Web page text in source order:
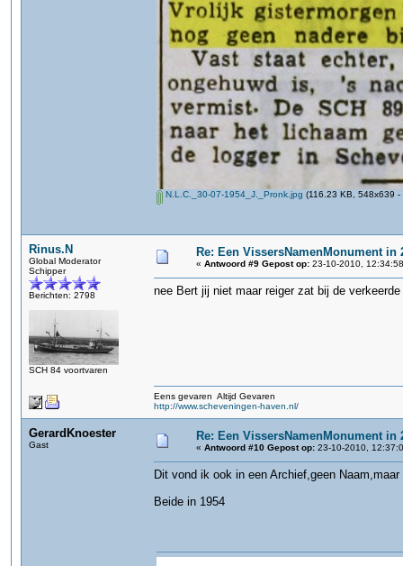
N.L.C._30-07-1954_J._Pronk.jpg (116.23 KB, 548x639 -
Rinus.N
Global Moderator
Schipper
Berichten: 2798
SCH 84 voortvaren
Re: Een VissersNamenMonument in
« Antwoord #9 Gepost op: 23-10-2010,
nee Bert jij niet maar reiger zat bij de verkeerde
Eens gevaren Altijd Gevaren
http://www.scheveningen-haven.nl/
GerardKnoester
Gast
Re: Een VissersNamenMonument in
« Antwoord #10 Gepost op: 23-10-2010,
Dit vond ik ook in een Archief,geen
Beide in 1954